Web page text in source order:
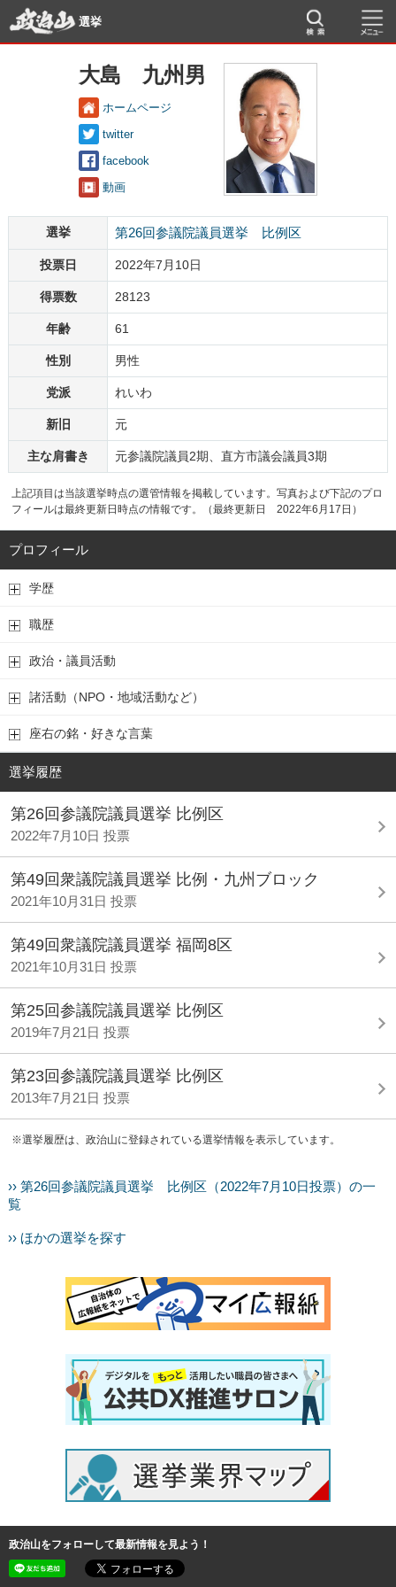
選挙
大島 九州男
ホームページ
twitter
facebook
動画
選挙 第26回参議院議員選挙 比例区
投票日 2022年7月10日
得票数 28123
年齢 61
性別 男性
党派 れいわ
新旧 元
主な肩書き 元参議院議員2期、直方市議会議員3期
上記項目は当該選挙時点の選管情報を掲載しています。写真および下記のプロ
フィールは最終更新日時点の情報です。（最終更新日 2022年6月17日）
プロフィール
学歴
職歴
政治・議員活動
諸活動（NPO・地域活動など）
座右の銘・好きな言葉
選挙履歴
第26回参議院議員選挙 比例区
2022年7月10日 投票
第49回衆議院議員選挙 比例・九州ブロック
2021年10月31日 投票
第49回衆議院議員選挙 福岡8区
2021年10月31日 投票
第25回参議院議員選挙 比例区
2019年7月21日 投票
第23回参議院議員選挙 比例区
2013年7月21日 投票
※選挙履歴は、政治山に登録されている選挙情報を表示しています。
›› 第26回参議院議員選挙 比例区（2022年7月10日投票）の一
覧
›› ほかの選挙を探す
政治山をフォローして最新情報を見よう！